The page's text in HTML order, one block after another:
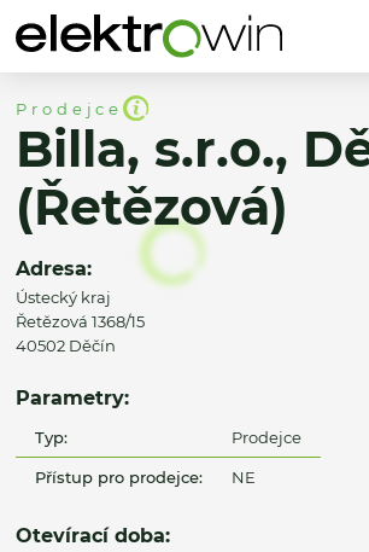
Prodejce
Billa, s.r.o.,
(Řetězová)
Adresa:
Ústecký kraj
Řetězová 1368/15
40502 Děčín
Parametry:
Typ: Prodejce
Přístup pro prodejce: NE
Otevírací doba: